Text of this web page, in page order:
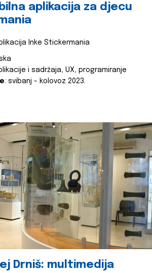
aplikacija za djecu
Inke Stickermania
i sadržaja, UX, programiranje
: svibanj - kolovoz 2023.
Drniš: multimedija